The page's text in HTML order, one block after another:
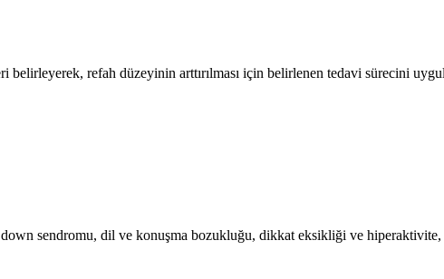
refah düzeyinin arttırılması için belirlenen tedavi sürecini
sendromu, dil ve konuşma bozukluğu, dikkat eksikliği ve